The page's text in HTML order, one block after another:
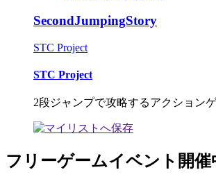
SecondJumpingStory
STC Project
STC Project
2段ジャンプで攻略するアクション
フリーゲームイベント開催